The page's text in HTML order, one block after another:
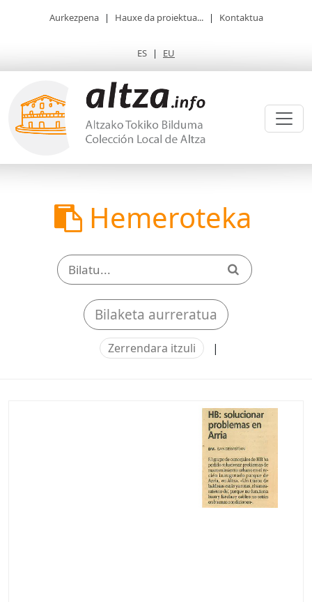
Aurkezpena | Hauxe da proiektua... | Kontaktua
ES | EU
Hemeroteka
Bilaketa aurreratua
Zerrendara itzuli |